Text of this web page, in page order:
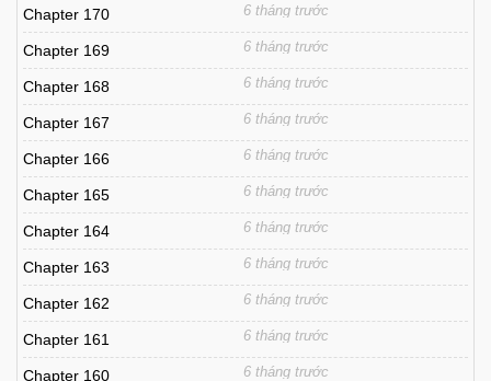
Chapter 170 6 tháng trước
Chapter 169 6 tháng trước
Chapter 168 6 tháng trước
Chapter 167 6 tháng trước
Chapter 166 6 tháng trước
Chapter 165 6 tháng trước
Chapter 164 6 tháng trước
Chapter 163 6 tháng trước
Chapter 162 6 tháng trước
Chapter 161 6 tháng trước
Chapter 160 6 tháng trước